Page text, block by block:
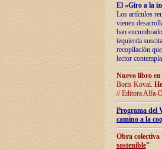
El «Giro a la
Los artículos
vienen
han
izquierda
recopilación
lector
Nuevo libro
Boris Koval.
// Editora Alfa-
Programa del
camino a la
Obra
sostenible"